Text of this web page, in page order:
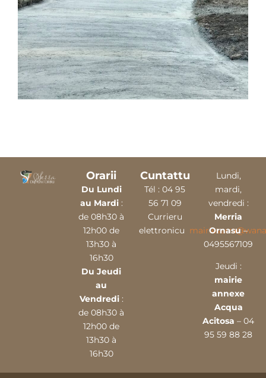
Orarii
Du Lundi
au Mardi:
de 08h30 à
12h00 de
13h30 à
16h30
Du Jeudi
au
Vendredi:
de 08h30 à
12h00 de
13h30 à
16h30
Cuntattu
Tél : 04 95
56 71 09
Currieru
elettronicu
Lundi,
mardi,
vendredi :
Merria
Ornasu–
0495567109
Jeudi :
mairie
annexe
Acqua
Acitosa – 04
95 59 88 28